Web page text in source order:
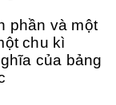
phần và một
chu kì
của bảng